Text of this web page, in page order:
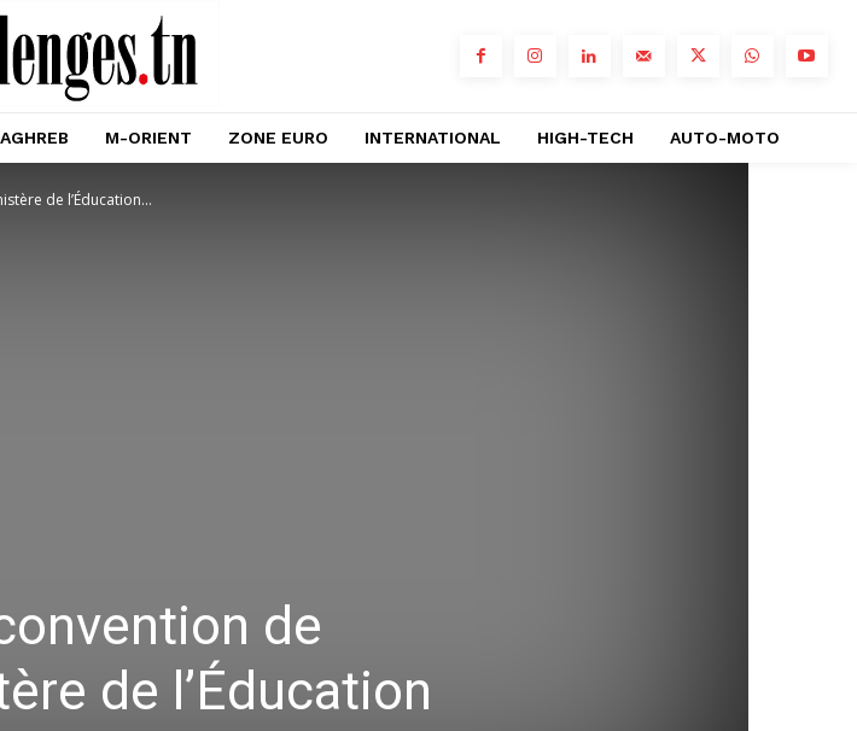
M-ORIENT ZONE EURO INTERNATIONAL HIGH-TECH AUTO-MOTO
de l’Éducation...
de
de l’Éducation